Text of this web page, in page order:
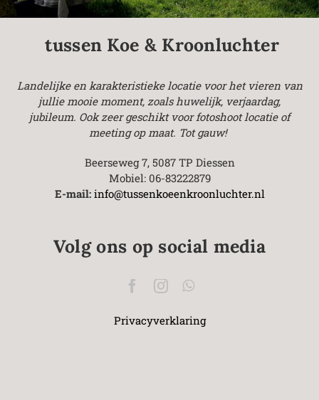
tussen Koe & Kroonluchter
Landelijke en karakteristieke locatie voor het vieren van
jullie mooie moment, zoals huwelijk, verjaardag,
jubileum. Ook zeer geschikt voor fotoshoot locatie of
meeting op maat. Tot gauw!
Beerseweg 7, 5087 TP Diessen
Mobiel: 06-83222879
E-mail: info@tussenkoeenkroonluchter.nl
Volg ons op social media
Privacyverklaring